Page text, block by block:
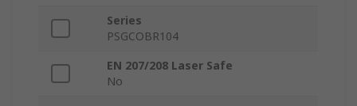
Series
PSGCOBR104
EN 207/208 Laser Safe
No